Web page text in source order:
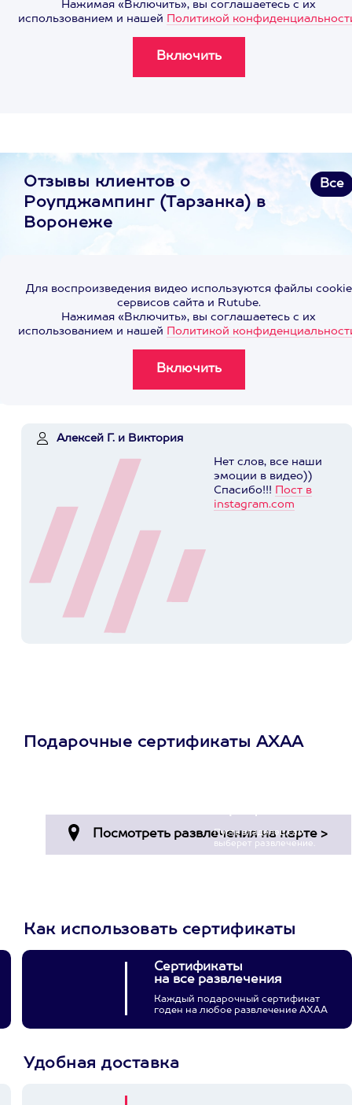
Нажимая «Включить», вы соглашаетесь с их
использованием и нашей Политикой
Отзывы клиентов о
Роупджампинг (Тарзанка) в
Воронеже
Все
Для воспроизведения видео используются файлы cookie
сервисов сайта и Rutube.
Нажимая «Включить», вы соглашаетесь с их
использованием и нашей Политикой
Алексей Г. и Виктория
Нет слов, все наши
эмоции в видео))
Спасибо!!! Пост в
instagram.com
Подарочные сертификаты АХАА
Пусть владелец сам
выберет развлечение.
Как использовать сертификаты
Сертификаты
на все развлечения
Каждый подарочный сертификат
годен на любое развлечение АХАА
Удобная доставка